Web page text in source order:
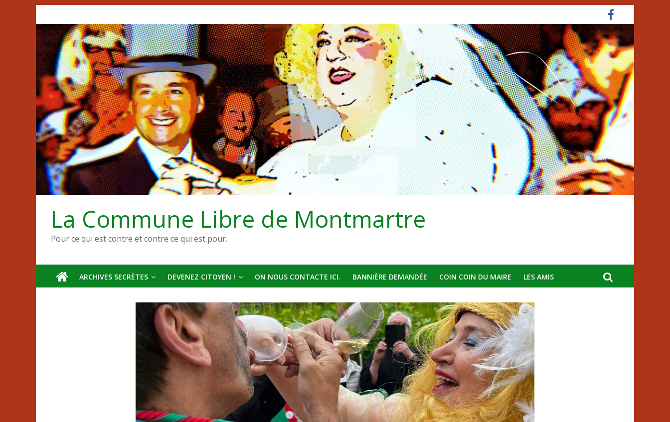
au
contenu
La Commune Libre de Montmartre
Pour ce qui est contre et contre ce qui est pour.
ARCHIVES SECRÈTES DEVENEZ CITOYEN ! ON NOUS CONTACTE ICI. BANNIÈRE DEMANDÉE COIN COIN DU MAIRE LES AMIS